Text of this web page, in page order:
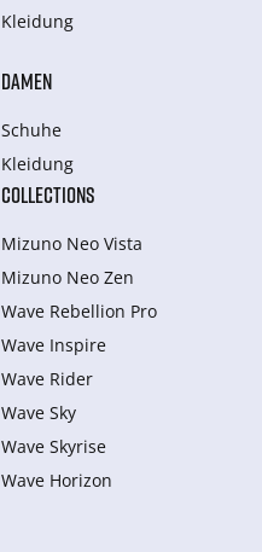
Kleidung
DAMEN
Schuhe
Kleidung
COLLECTIONS
Mizuno Neo Vista
Mizuno Neo Zen
Wave Rebellion Pro
Wave Inspire
Wave Rider
Wave Sky
Wave Skyrise
Wave Horizon